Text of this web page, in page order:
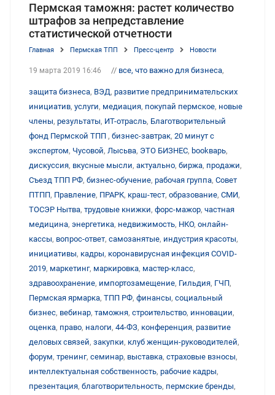
Пермская таможня: растет количество
штрафов за непредставление
статистической отчетности
Главная Пермская ТПП Пресс-центр Новости
19 марта 2019 16:46 // все, что важно для бизнеса,
защита бизнеса, ВЭД, развитие предпринимательских
инициатив, услуги, медиация, покупай пермское, новые
члены, результаты, ИТ-отрасль, Благотворительный
фонд Пермской ТПП , бизнес-завтрак, 20 минут с
экспертом, Чусовой, Лысьва, ЭТО БИЗНЕС, bookварь,
дискуссия, вкусные мысли, актуально, биржа, продажи,
Съезд ТПП РФ, бизнес-обучение, рабочая группа, Совет
ПТПП, Правление, ПРАРК, краш-тест, образование, СМИ,
ТОСЭР Нытва, трудовые книжки, форс-мажор, частная
медицина, энергетика, недвижимость, НКО, онлайн-
кассы, вопрос-ответ, самозанятые, индустрия красоты,
инициативы, кадры, коронавирусная инфекция COVID-
2019, маркетинг, маркировка, мастер-класс,
здравоохранение, импортозамещение, Гильдия, ГЧП,
Пермская ярмарка, ТПП РФ, финансы, социальный
бизнес, вебинар, таможня, строительство, инновации,
оценка, право, налоги, 44-ФЗ, конференция, развитие
деловых связей, закупки, клуб женщин-руководителей,
форум, тренинг, семинар, выставка, страховые взносы,
интеллектуальная собственность, рабочие кадры,
презентация, благотворительность, пермские бренды,